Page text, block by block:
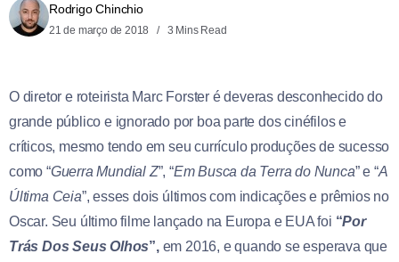
Rodrigo Chinchio
21 de março de 2018 3 Mins Read
O diretor e roteirista Marc Forster é deveras desconhecido do
grande público e ignorado por boa parte dos cinéfilos e
críticos, mesmo tendo em seu currículo produções de sucesso
como “Guerra Mundial Z”, “Em Busca da Terra do Nunca” e “A
Última Ceia”, esses dois últimos com indicações e prêmios no
Oscar. Seu último filme lançado na Europa e EUA foi “Por
Trás Dos Seus Olhos”, em 2016, e quando se esperava que